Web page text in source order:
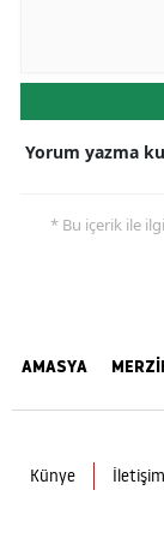
Yorum yazma
* Bu içerik ile
AMASYA
Künye İletişim